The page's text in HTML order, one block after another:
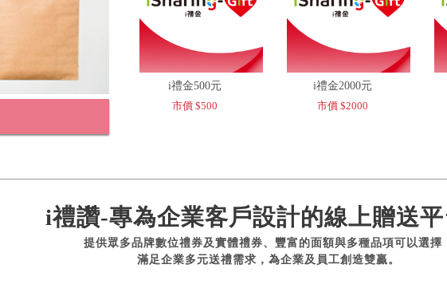
i禮金500元
市價 $500
i禮金2000元
市價 $2000
i禮讚-專為企業客戶設計的線上贈送
提供眾多品牌數位禮券及實體禮券、豐富的面額與多種品項可以選擇
滿足企業多元送禮需求，為企業及員工創造雙贏。